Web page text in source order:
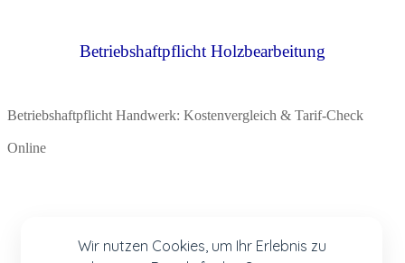
Wir nutzen Cookies, um Ihr Erlebnis zu
Betriebshaftpflicht Holzbearbeitung
Betriebshaftpflicht Handwerk: Kostenvergleich & Tarif-Check
Online